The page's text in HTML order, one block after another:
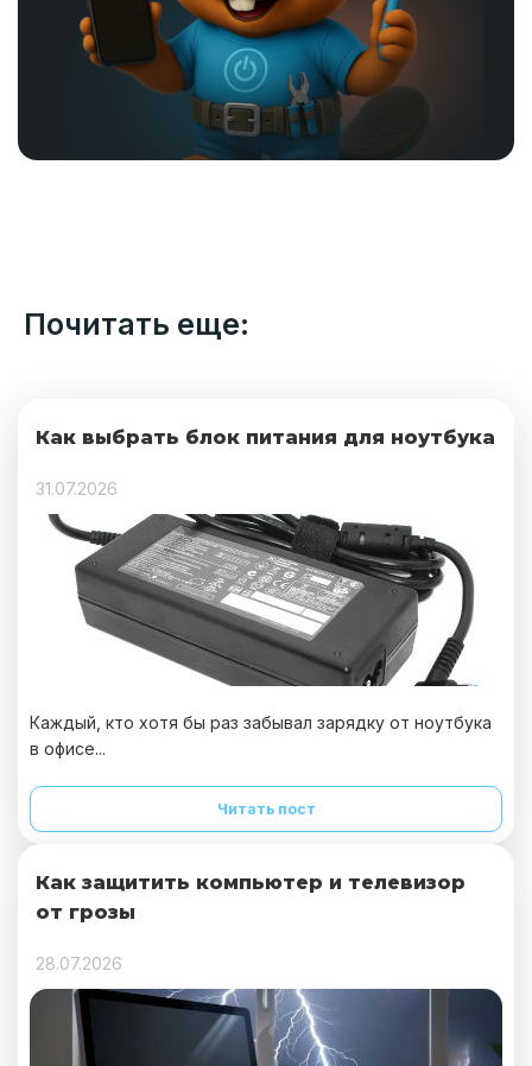
Почитать еще:
Как выбрать блок питания для ноутбука
31.07.2026
Каждый, кто хотя бы раз забывал зарядку от ноутбука
в офисе...
Читать пост
Как защитить компьютер и телевизор
от грозы
28.07.2026